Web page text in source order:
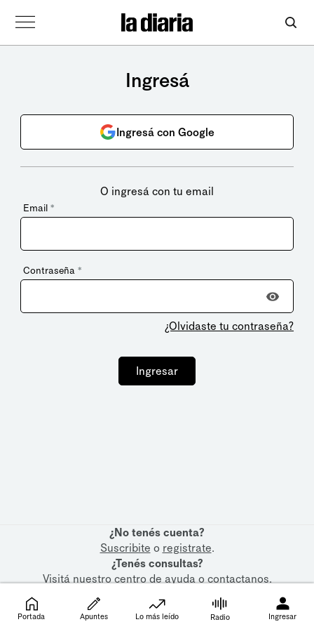
Ingresá
Ingresá con Google
O ingresá con tu email
Email *
Contraseña *
¿Olvidaste tu contraseña?
Ingresar
¿No tenés cuenta?
Suscribite o registrate.
¿Tenés consultas?
Visitá nuestrocentro de ayudaocontactanos.
Portada Apuntes Lo más leído Radio Ingresar